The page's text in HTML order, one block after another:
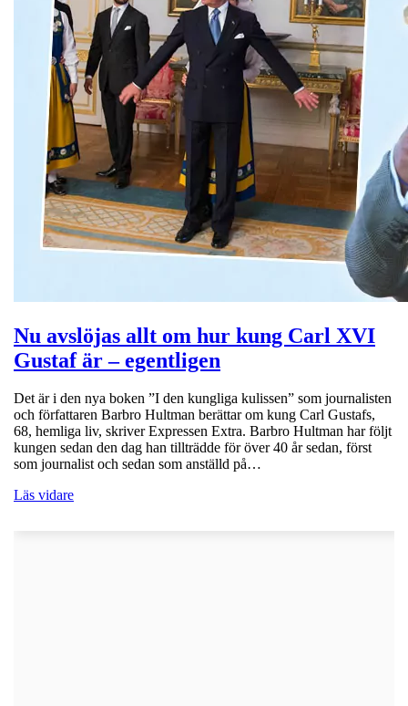
Nu avslöjas allt om hur kung Carl XVI
Gustaf är – egentligen
Det är i den nya boken ”I den kungliga kulissen” som journalisten
och författaren Barbro Hultman berättar om kung Carl Gustafs,
68, hemliga liv, skriver Expressen Extra. Barbro Hultman har följt
kungen sedan den dag han tillträdde för över 40 år sedan, först
som journalist och sedan som anställd på…
Läs vidare